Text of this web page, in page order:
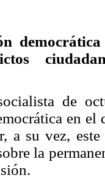
de
en el
su vez, este
la